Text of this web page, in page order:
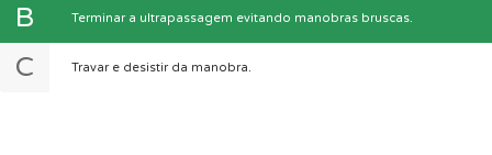
B Terminar a ultrapassagem evitando manobras bruscas.
C Travar e desistir da manobra.